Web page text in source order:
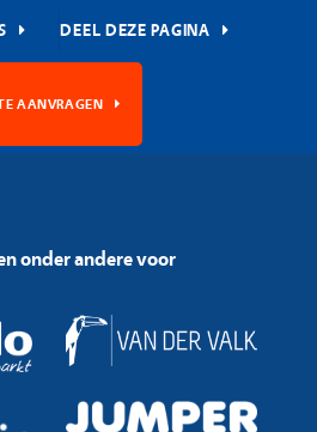
DEEL DEZE PAGINA
AANVRAGEN
onder andere voor